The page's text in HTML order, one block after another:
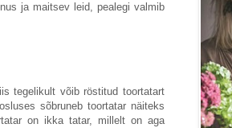
ja maitsev leid, pealegi valmib
tegelikult võib röstitud toortatart
sõbruneb toortatar näiteks
on ikka tatar, millelt on aga